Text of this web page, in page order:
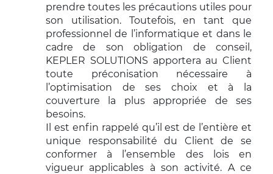
prendre toutes les précautions utiles pour
son utilisation. Toutefois, en tant que
professionnel de l’informatique et dans le
cadre de son obligation de conseil,
KEPLER SOLUTIONS apportera au Client
toute préconisation nécessaire à
l’optimisation de ses choix et à la
couverture la plus appropriée de ses
besoins.
Il est enfin rappelé qu’il est de l’entière et
unique responsabilité du Client de se
conformer à l’ensemble des lois en
vigueur applicables à son activité. A ce